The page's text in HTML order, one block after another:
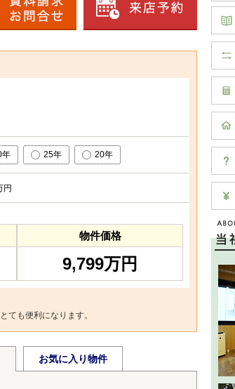
年 25年 20年
円
物件価格
9,799万円
ても便利になります。
お気に入り物件